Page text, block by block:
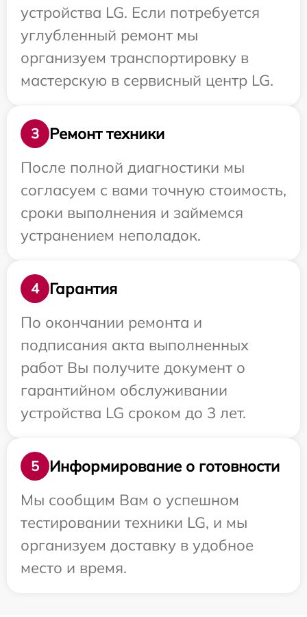
устройства LG. Если потребуется
углубленный ремонт мы
организуем транспортировку в
мастерскую в сервисный центр LG.
3
Ремонт техники
После полной диагностики мы
согласуем с вами точную стоимость,
сроки выполнения и займемся
устранением неполадок.
4
Гарантия
По окончании ремонта и
подписания акта выполненных
работ Вы получите документ о
гарантийном обслуживании
устройства LG сроком до 3 лет.
5
Информирование о готовности
Мы сообщим Вам о успешном
тестировании техники LG, и мы
организуем доставку в удобное
место и время.